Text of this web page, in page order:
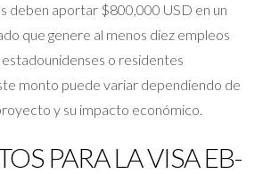
deben aportar $800,000 USD en un
que genere al menos diez empleos
o residentes
monto puede variar dependiendo de
y su impacto económico.
PARA LA VISA EB-